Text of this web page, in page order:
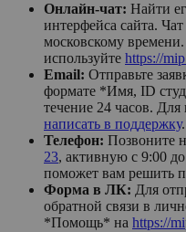
Онлайн-чат: Найти
интерфейса сайта.
московскому
используйте https://
Email: Отправьте
формате *Имя, ID
течение 24 часов.
написать в поддержку.
Телефон: Позвоните
23, активную с 9:00
поможет вам решить
Форма в ЛК: Для
обратной связи в
*Помощь* на https://